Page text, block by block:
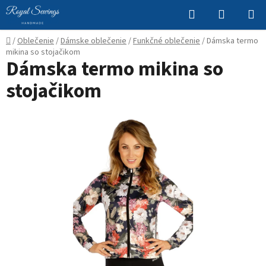
Prejsť
na
obsah
Hľadať
KOŠÍK
Domov
/Oblečenie/Dámske oblečenie/Funkčné oblečenie/Dámska termo
mikina so stojačikom
Dámska termo mikina so
stojačikom